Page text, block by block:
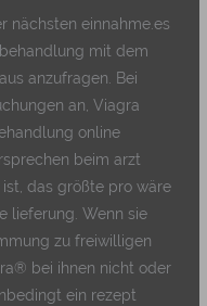
nächsten einnahme.es
mit dem
anzufragen. Bei
an, Viagra
online
beim arzt
das größte pro wäre
lieferung. Wenn sie
zu freiwilligen
bei ihnen nicht oder
ein rezept